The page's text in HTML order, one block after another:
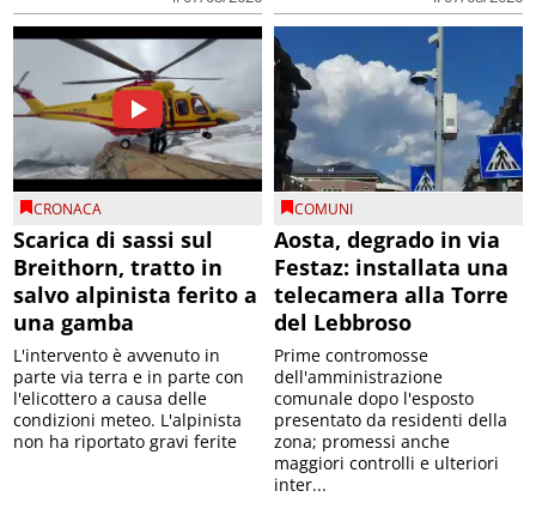
CRONACA
Scarica di sassi sul
Breithorn, tratto in
salvo alpinista ferito a
una gamba
L'intervento è avvenuto in
parte via terra e in parte con
l'elicottero a causa delle
condizioni meteo. L'alpinista
non ha riportato gravi ferite
COMUNI
Aosta, degrado in via
Festaz: installata una
telecamera alla Torre
del Lebbroso
Prime contromosse
dell'amministrazione
comunale dopo l'esposto
presentato da residenti della
zona; promessi anche
maggiori controlli e ulteriori
inter...